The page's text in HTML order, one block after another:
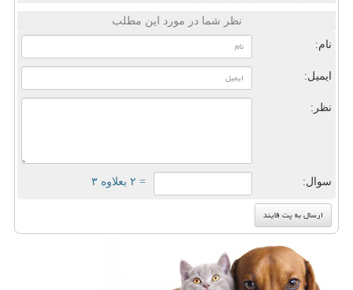
نظر شما در مورد این مطلب
نام:
ایمیل:
نظر:
سوال: = ۲ بعلاوه ۳